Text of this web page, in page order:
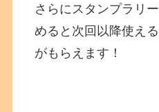
さらにスタンプラリ
めると次回以降使え
がもらえます！